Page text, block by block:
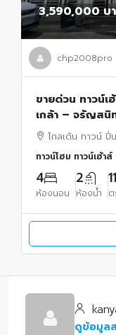
3,590,000 บ
chp2008pro
ขายด่วน ทาวน์เ
เกล้า – จรัญสนิ
โกลเด้น ทาวน์
ทาวน์โฮม ทาวน์เฮ้าส์
4
ห้องนอน
2
ห้องน้ำ ต
ดูข้อมูล